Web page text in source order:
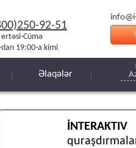
92-51
Cümə
19:00-a kimi
Əlaqələr
İNTERAKTIV